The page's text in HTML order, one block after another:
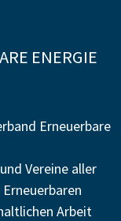
ENERGIE
Erneuerbare
Vereine aller
Arbeit